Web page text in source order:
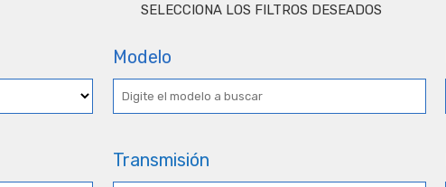
SELECCIONA LOS FILTROS DESEADOS
Modelo
Transmisión